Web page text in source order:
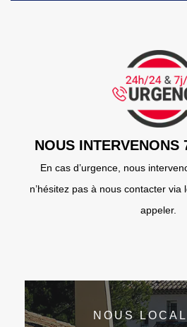
NOUS INTERVENONS
En cas d’urgence, nous
n’hésitez pas à nous contacter
appeler.
NOUS